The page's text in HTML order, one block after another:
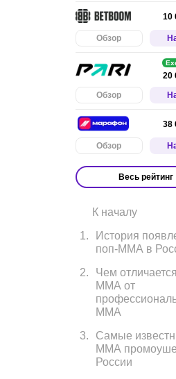
10
Обзор
20
Обзор
38
Обзор
Весь рейтинг
К началу
1 .
История
поп-ММА в
2.
Чем
ММА от
ММА
3.
Самые
ММА
России